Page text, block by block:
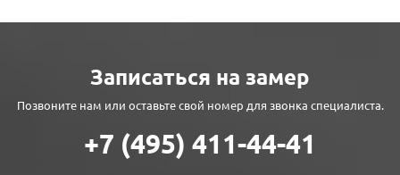
Записаться на замер
Позвоните нам или оставьте свой номер для звонка специалиста.
+7 (495) 411-44-41